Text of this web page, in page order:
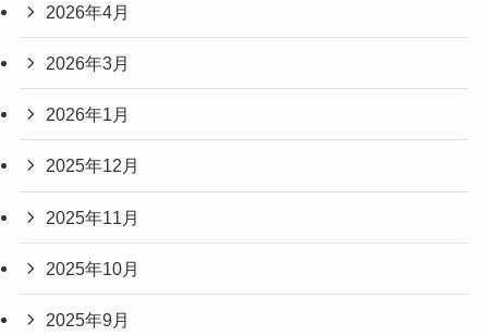
2026年4月
2026年3月
2026年1月
2025年12月
2025年11月
2025年10月
2025年9月